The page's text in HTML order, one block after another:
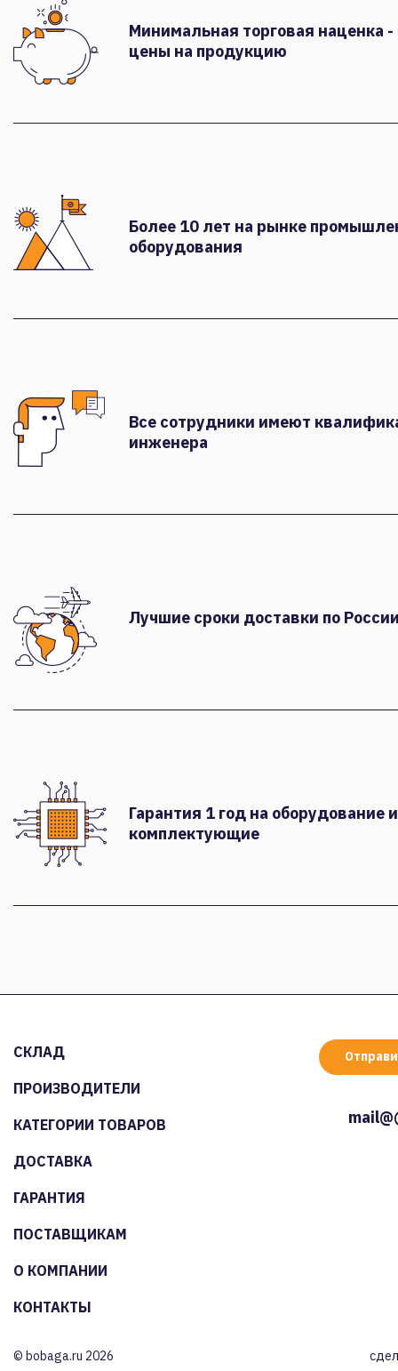
Минимальная торговая наценка
цены на продукцию
Более 10 лет на рынке
оборудования
Все сотрудники имеют
инженера
Лучшие сроки доставки по
Гарантия 1 год на оборудование и
комплектующие
СКЛАД
ПРОИЗВОДИТЕЛИ
КАТЕГОРИИ ТОВАРОВ
ДОСТАВКА
ГАРАНТИЯ
ПОСТАВЩИКАМ
О КОМПАНИИ
КОНТАКТЫ
© bobaga.ru 2026